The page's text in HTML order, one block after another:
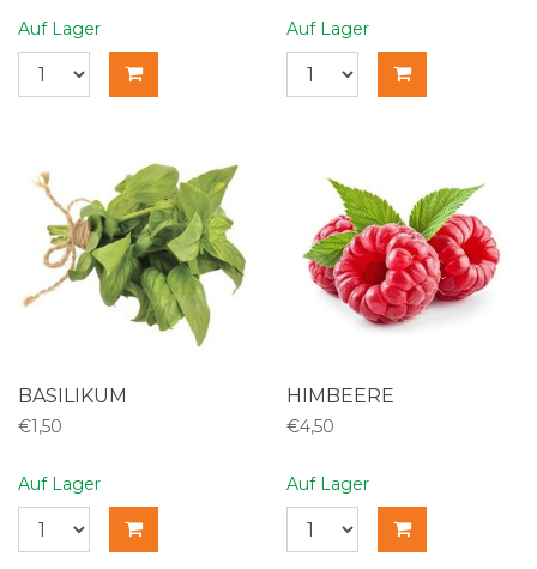
Auf Lager Auf Lager
BASILIKUM
€1,50
Auf Lager
HIMBEERE
€4,50
Auf Lager